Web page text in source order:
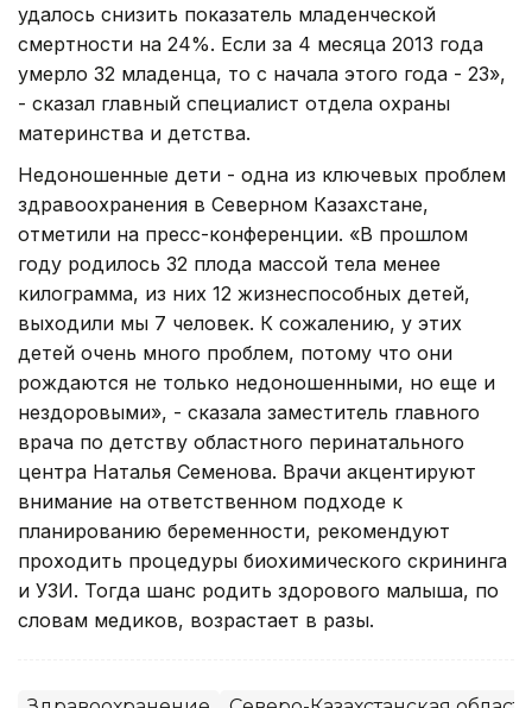
удалось снизить показатель младенческой
смертности на 24%. Если за 4 месяца 2013 года
умерло 32 младенца, то с начала этого года - 23»,
- сказал главный специалист отдела охраны
материнства и детства.
Недоношенные дети - одна из ключевых проблем
здравоохранения в Северном Казахстане,
отметили на пресс-конференции. «В прошлом
году родилось 32 плода массой тела менее
килограмма, из них 12 жизнеспособных детей,
выходили мы 7 человек. К сожалению, у этих
детей очень много проблем, потому что они
рождаются не только недоношенными, но еще и
нездоровыми», - сказала заместитель главного
врача по детству областного перинатального
центра Наталья Семенова. Врачи акцентируют
внимание на ответственном подходе к
планированию беременности, рекомендуют
проходить процедуры биохимического скрининга
и УЗИ. Тогда шанс родить здорового малыша, по
словам медиков, возрастает в разы.